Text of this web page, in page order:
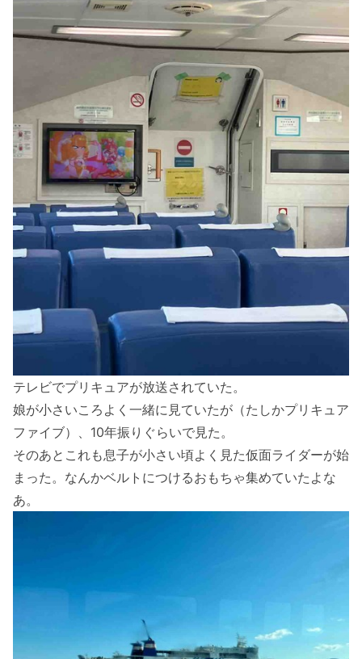
テレビでプリキュアが放送されていた。
娘が小さいころよく一緒に見ていたが（たしかプリキュア
ファイブ）、10年振りぐらいで見た。
そのあとこれも息子が小さい頃よく見た仮面ライダーが始
まった。なんかベルトにつけるおもちゃ集めていたよな
あ。